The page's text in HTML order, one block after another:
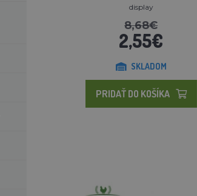
display
8,68€
2,55€
SKLADOM
PRIDAŤ DO KOŠÍKA